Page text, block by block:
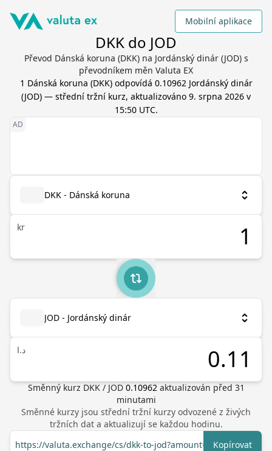
Mobilní aplikace
DKK do JOD
Převod Dánská koruna (DKK) na Jordánský dinár (JOD) s
převodníkem měn Valuta EX
1 Dánská koruna (DKK) odpovídá 0.10962 Jordánský dinár
(JOD) — střední tržní kurz, aktualizováno 9. srpna 2026 v
15:50 UTC.
DKK - Dánská koruna
kr
JOD - Jordánský dinár
د.ا
Směnný kurz DKK/ JOD 0.10962 aktualizován před 31
minutami
Směnné kurzy jsou střední tržní kurzy odvozené z živých
tržních dat a aktualizují se každou hodinu.
https://valuta.exchange/cs/dkk-to-jod?amount=1
Kopírovat